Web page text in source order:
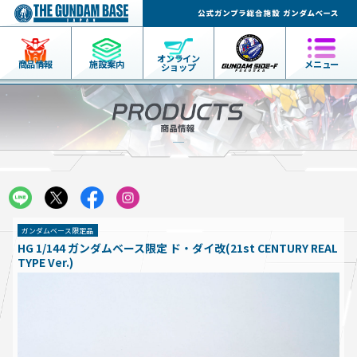
商品情報 施設案内 オンライン
ショップ メニュー
ガンダムベース限定品
HG 1/144 ガンダムベース限定 ド・ダイ改(21st CENTURY REAL
TYPE Ver.)